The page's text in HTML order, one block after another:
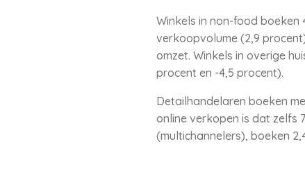
Winkels in non-food
verkoopvolume (2,9
omzet. Winkels in overige
procent en -4,5 procent).
Detailhandelaren boeken
online verkopen is dat zelfs
(multichannelers), boeken